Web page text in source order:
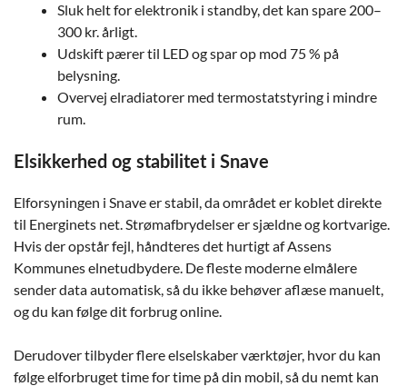
Sluk helt for elektronik i standby, det kan spare 200–
300 kr. årligt.
Udskift pærer til LED og spar op mod 75 % på
belysning.
Overvej elradiatorer med termostatstyring i mindre
rum.
Elsikkerhed og stabilitet i Snave
Elforsyningen i Snave er stabil, da området er koblet direkte
til Energinets net. Strømafbrydelser er sjældne og kortvarige.
Hvis der opstår fejl, håndteres det hurtigt af Assens
Kommunes elnetudbydere. De fleste moderne elmålere
sender data automatisk, så du ikke behøver aflæse manuelt,
og du kan følge dit forbrug online.
Derudover tilbyder flere elselskaber værktøjer, hvor du kan
følge elforbruget time for time på din mobil, så du nemt kan